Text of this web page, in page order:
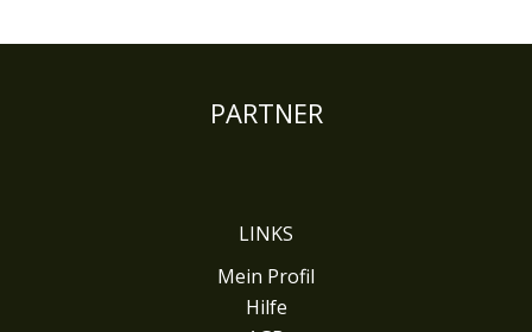
PARTNER
LINKS
Mein Profil
Hilfe